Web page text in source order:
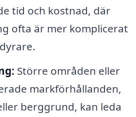
tid och kostnad, där
ofta är mer komplicerat
Större områden eller
markförhållanden,
berggrund, kan leda